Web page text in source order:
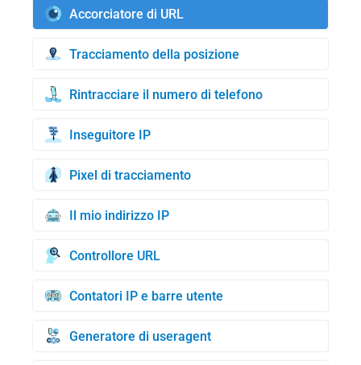
Accorciatore di URL
Tracciamento della posizione
Rintracciare il numero di telefono
Inseguitore IP
Pixel di tracciamento
Il mio indirizzo IP
Controllore URL
Contatori IP e barre utente
Generatore di useragent